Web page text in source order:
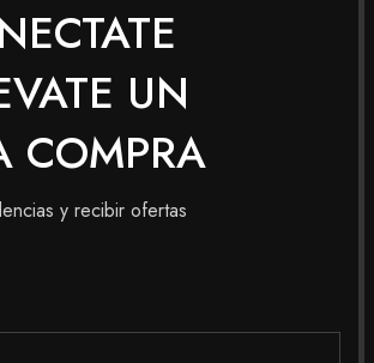
UN
COMPRA
y recibir ofertas